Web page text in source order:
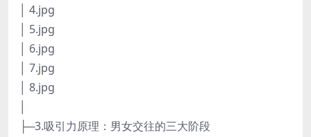
│ 4.jpg
│ 5.jpg
│ 6.jpg
│ 7.jpg
│ 8.jpg
├─3.吸引力原理：男女交往的三大阶段